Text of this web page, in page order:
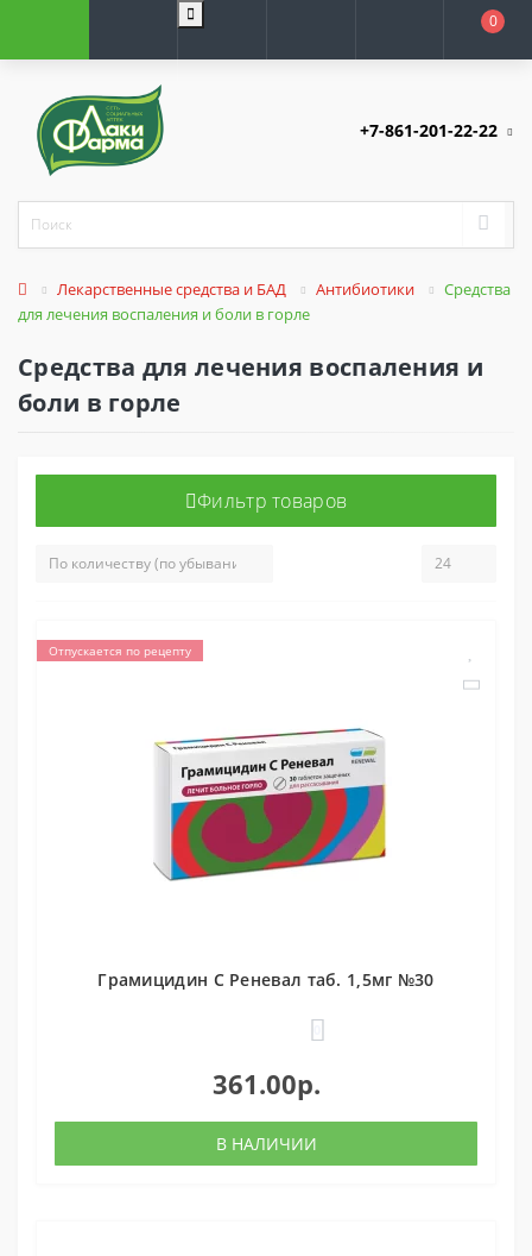
0
+7-861-201-22-22
Лекарственные средства и БАД Антибиотики
Средства
для лечения воспаления и боли в горле
Средства для лечения воспаления и
боли в горле
Фильтр товаров
Отпускается по рецепту
Грамицидин С Реневал таб. 1,5мг №30
361.00р.
В НАЛИЧИИ